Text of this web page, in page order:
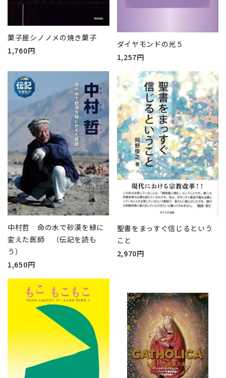
菓子屋シノノメの焼き菓子
1,760円
ダイヤモンドの光５
1,257円
中村哲 命の水で砂漠を緑に
変えた医師 （伝記を読も
う）
1,650円
聖書をまっすぐ信じるという
こと
2,970円